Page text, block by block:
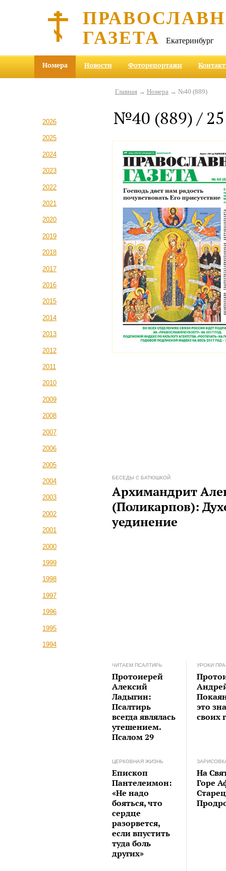
ГАЗЕТА Екатеринбург
Номера Новости Фоторепортажи
2026
2025
2024
2023
2022
2021
2020
2019
2018
2017
2016
2015
2014
2013
2012
2011
2010
2009
2008
2007
2006
2005
2004
2003
2002
2001
2000
1999
1998
1997
1996
1995
1994
Главная→ Номера → №40 (889)
№40 (889) / 25
БЕСЕДЫ С БАТЮШКОЙ
Архимандрит
(Поликарпов):
уединение
ЧИТАЕМ ПСАЛТИРЬ
Протоиерей
Алексий
Ладыгин:
Псалтирь
всегда являлась
утешением.
Псалом 29
УРОКИ
это
своих
ЦЕРКОВНАЯ ЖИЗНЬ
Епископ
Пантелеимон:
«Не надо
бояться, что
сердце
разорвется,
если впустить
туда боль
других»
На
Горе
Старец